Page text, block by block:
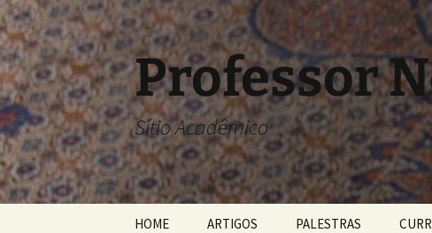
Pular
para
o
conteúdo
Professor
Sítio Acadêmico
HOME ARTIGOS PALESTRAS